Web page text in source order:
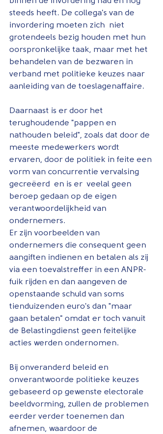
steeds heeft. De collega's van de
invordering moeten zich  niet
grotendeels bezig houden met hun
oorspronkelijke taak, maar met het
behandelen van de bezwaren in
verband met politieke keuzes naar
aanleiding van de toeslagenaffaire.
Daarnaast is er door het
terughoudende "pappen en
nathouden beleid", zoals dat door de
meeste medewerkers wordt
ervaren, door de politiek in feite een
vorm van concurrentie vervalsing
gecreëerd  en is er  veelal geen
beroep gedaan op de eigen
verantwoordelijkheid van
ondernemers.
Er zijn voorbeelden van
ondernemers die consequent geen
aangiften indienen en betalen als zij
via een toevalstreffer in een ANPR-
fuik rijden en dan aangeven de
openstaande schuld van soms
tienduizenden euro's dan "maar
gaan betalen" omdat er toch vanuit
de Belastingdienst geen feitelijke
acties werden ondernomen.
Bij onveranderd beleid en
onverantwoorde politieke keuzes
gebaseerd op gewenste electorale
beeldvorming, zullen de problemen
eerder verder toenemen dan
afnemen, waardoor de